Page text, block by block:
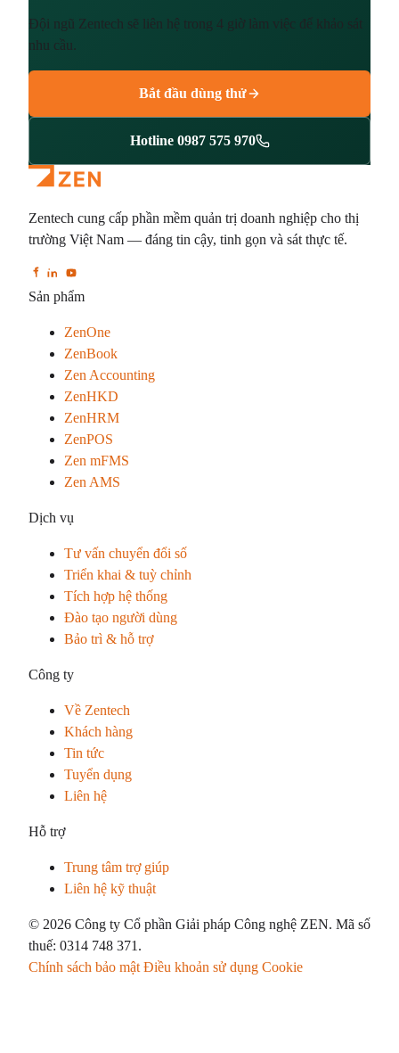
Đội ngũ Zentech sẽ liên hệ trong 4 giờ làm việc để khảo sát
nhu cầu.
Bắt đầu dùng thử
Hotline 0987 575 970
Zentech cung cấp phần mềm quản trị doanh nghiệp cho thị
trường Việt Nam — đáng tin cậy, tinh gọn và sát thực tế.
Sản phẩm
ZenOne
ZenBook
Zen Accounting
ZenHKD
ZenHRM
ZenPOS
Zen mFMS
Zen AMS
Dịch vụ
Tư vấn chuyển đổi số
Triển khai & tuỳ chỉnh
Tích hợp hệ thống
Đào tạo người dùng
Bảo trì & hỗ trợ
Công ty
Về Zentech
Khách hàng
Tin tức
Tuyển dụng
Liên hệ
Hỗ trợ
Trung tâm trợ giúp
Liên hệ kỹ thuật
© 2026 Công ty Cổ phần Giải pháp Công nghệ ZEN. Mã số
thuế: 0314 748 371.
Chính sách bảo mật Điều khoản sử dụng Cookie